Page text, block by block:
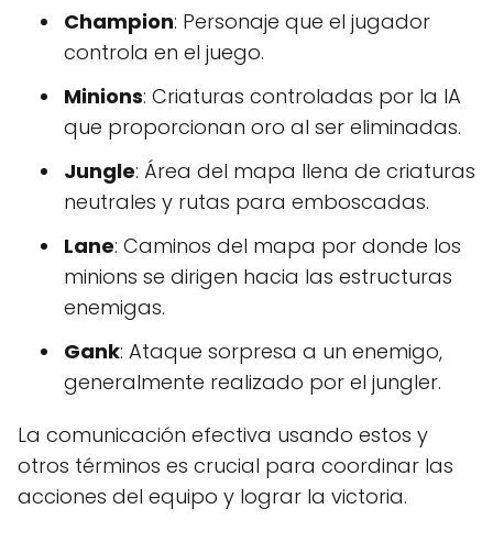
Champion: Personaje que el jugador
controla en el juego.
Minions: Criaturas controladas por la IA
que proporcionan oro al ser eliminadas.
Jungle: Área del mapa llena de criaturas
neutrales y rutas para emboscadas.
Lane: Caminos del mapa por donde los
minions se dirigen hacia las estructuras
enemigas.
Gank: Ataque sorpresa a un enemigo,
generalmente realizado por el jungler.
La comunicación efectiva usando estos y
otros términos es crucial para coordinar las
acciones del equipo y lograr la victoria.